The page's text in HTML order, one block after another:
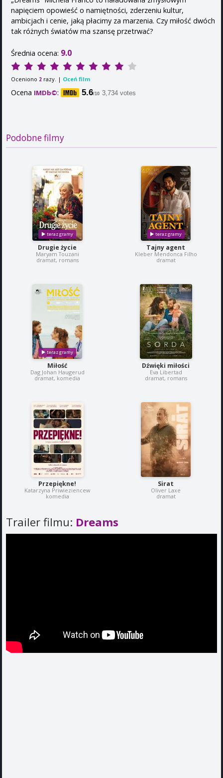
napięciem opowieść o namiętności, zderzeniu kultur,
ambicjach i cenie, jaką płacimy za marzenia. Czy miłość dwóch
tak różnych światów ma szansę przetrwać?
Średnia ocena: 9.0
Oceniono 2 razy. | Oceń film
Ocena IMDb©: 5.6/10 3,734 votes
Podobne filmy
Drugie życie
Maryam Touzani
dramat, romans
Tajny agent
Kleber Mendonca Filho
dramat
Miłość
Dag Johan Haugerud
dramat, komedia
Dźwięki miłości
Eva Libertad
dramat, romans
Przepiękne!
Katarzyna Priwieziencew
komedia
Sirat
Oliver Laxe
dramat
Trailer filmu: Dreams